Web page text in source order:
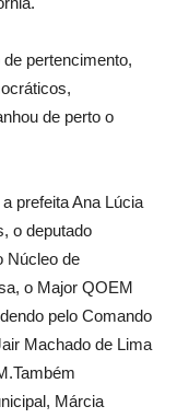
pertencimento,
de perto o
prefeita Ana Lúcia
o deputado
Núcleo de
o Major QOEM
pelo Comando
Machado de Lima
Márcia